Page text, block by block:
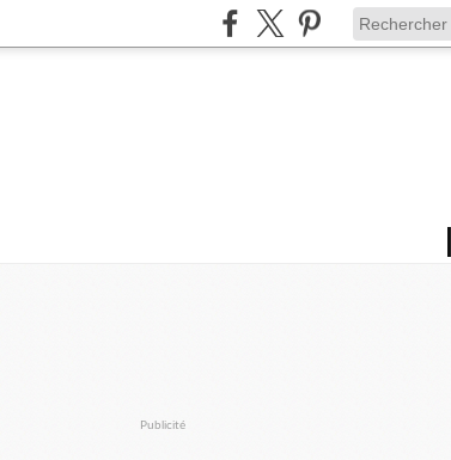
Publicité